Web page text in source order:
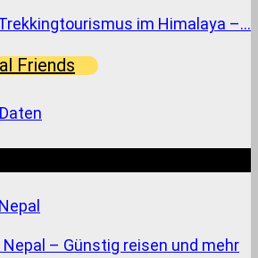
im Himalaya –…
Friends
– Günstig reisen und mehr